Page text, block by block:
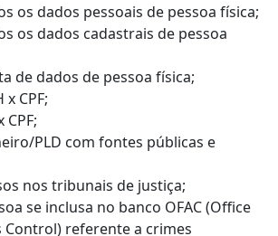
os dados pessoais de pessoa física;
os dados cadastrais de pessoa
de dados de pessoa física;
CPF;
CPF;
PLD com fontes públicas e
nos tribunais de justiça;
se inclusa no banco OFAC (Office
Control) referente a crimes